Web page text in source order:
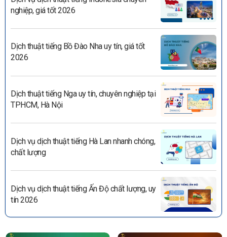
nghiệp, giá tốt 2026
Dịch thuật tiếng Bồ Đào Nha uy tín, giá tốt
2026
Dịch thuật tiếng Nga uy tín, chuyên nghiệp tại
TPHCM, Hà Nội
Dịch vụ dịch thuật tiếng Hà Lan nhanh chóng,
chất lượng
Dịch vụ dịch thuật tiếng Ấn Độ chất lượng, uy
tín 2026